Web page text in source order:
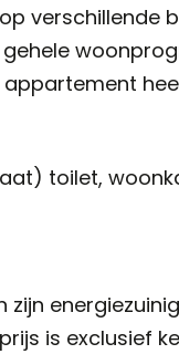
verschillende
toilet,
zijn
is exclusief